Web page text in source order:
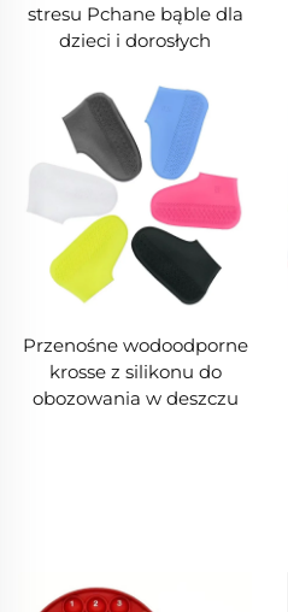
stresu Pchane bąble dla
dzieci i dorosłych
Przenośne wodoodporne
krosse z silikonu do
obozowania w deszczu